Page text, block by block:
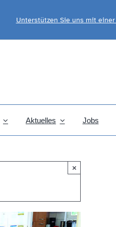
Unterstützen Sie uns mit einer
Aktuelles Jobs
×